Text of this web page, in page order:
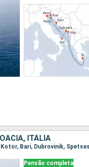
ITÁLIA
Pensão completa